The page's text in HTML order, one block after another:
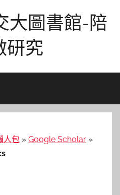
大圖書館-陪
研究
人包 » Google Scholar »